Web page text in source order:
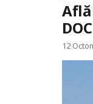
DOC
12